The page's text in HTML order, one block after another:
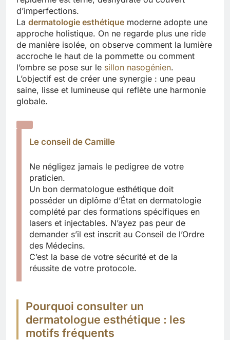
d’imperfections.
La dermatologie esthétique moderne adopte une
approche holistique. On ne regarde plus une ride
de manière isolée, on observe comment la lumière
accroche le haut de la pommette ou comment
l’ombre se pose sur le sillon nasogénien.
L’objectif est de créer une synergie : une peau
saine, lisse et lumineuse qui reflète une harmonie
globale.
Le conseil de Camille
Ne négligez jamais le pedigree de votre
praticien.
Un bon dermatologue esthétique doit
posséder un diplôme d’État en dermatologie
complété par des formations spécifiques en
lasers et injectables. N’ayez pas peur de
demander s’il est inscrit au Conseil de l’Ordre
des Médecins.
C’est la base de votre sécurité et de la
réussite de votre protocole.
Pourquoi consulter un
dermatologue esthétique : les
motifs fréquents